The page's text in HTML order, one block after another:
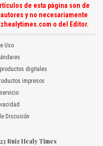
de esta página son de
y no necesariamente
o del Editor.
Uso
digitales
impresos
Discusión
Ruiz Healy Times